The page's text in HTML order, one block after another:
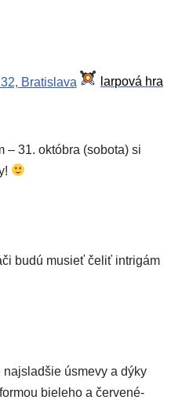
Bratislava
– 31. októb­ra (sobo­ta) si
budú musieť čeliť intri­gám
najs­lad­šie úsme­vy a dýky
bie­le­ho a čer­ve­né­